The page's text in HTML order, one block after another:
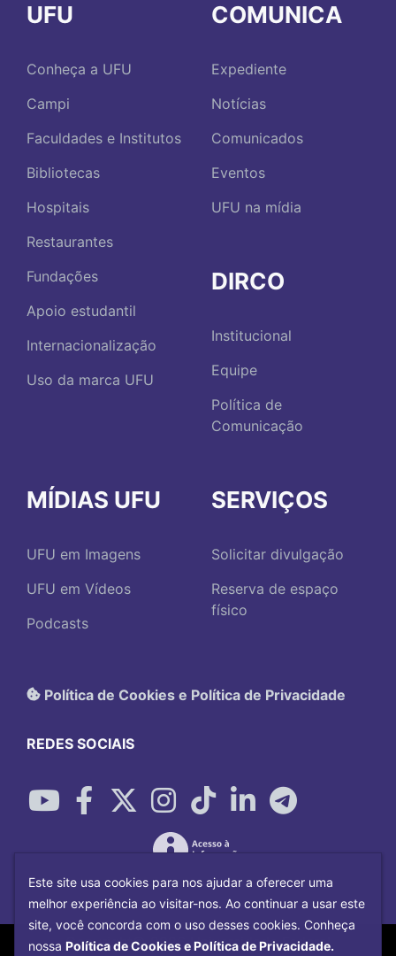
UFU
Conheça a UFU
Campi
Faculdades e Institutos
Bibliotecas
Hospitais
Restaurantes
Fundações
Apoio estudantil
Internacionalização
Uso da marca UFU
COMUNICA
Expediente
Notícias
Comunicados
Eventos
UFU na mídia
DIRCO
Institucional
Equipe
Política de
Comunicação
MÍDIAS UFU
UFU em Imagens
UFU em Vídeos
Podcasts
SERVIÇOS
Solicitar divulgação
Reserva de espaço
físico
Política de Cookies e Política de Privacidade
REDES SOCIAIS
Copyright©2026Universidade Federal
Este site usa cookies para nos ajudar a oferecer uma
melhor experiência ao visitar-nos. Ao continuar a usar este
site, você concorda com o uso desses cookies. Conheça
nossa Política de Cookies e Política de Privacidade.